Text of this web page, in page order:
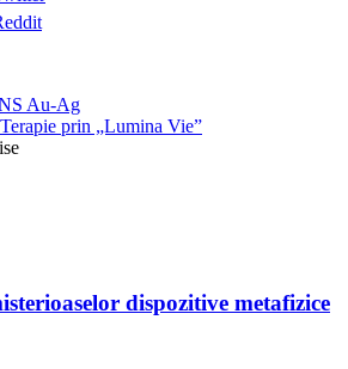
Au-Ag
prin „Lumina Vie”
dispozitive metafizice